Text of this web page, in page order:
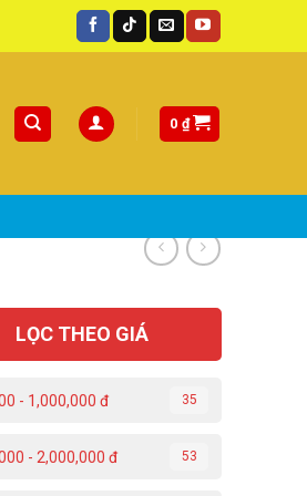
0 ₫
LỌC THEO GIÁ
- 1,000,000 đ 35
- 2,000,000 đ 53